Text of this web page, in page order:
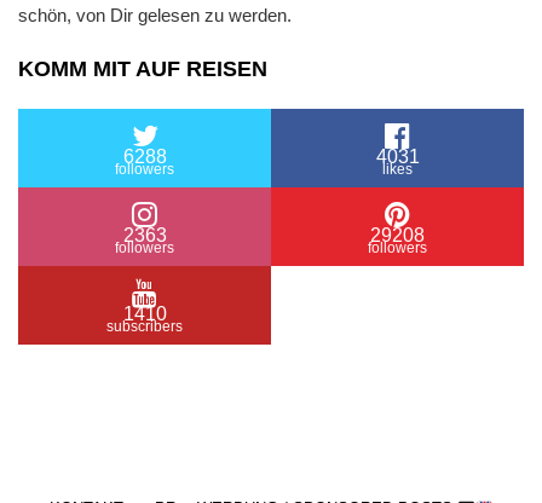
schön, von Dir gelesen zu werden.
KOMM MIT AUF REISEN
6288
followers
4031
likes
2363
followers
29208
followers
1410
subscribers